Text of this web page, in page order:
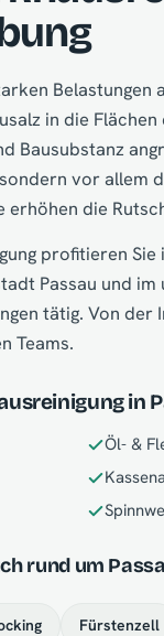
Belastungen
in die
Bausubstanz
vor allem
die
profitieren Sie
Passau und
tätig. Von
Teams.
in
Öl- &
rund um
Fürstenzell